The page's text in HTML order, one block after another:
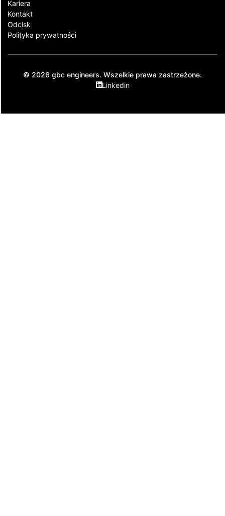
Kariera
Kontakt​
Odcisk
Polityka prywatności
© 2026 gbc engineers. Wszelkie prawa zastrzeżone.
Linkedin